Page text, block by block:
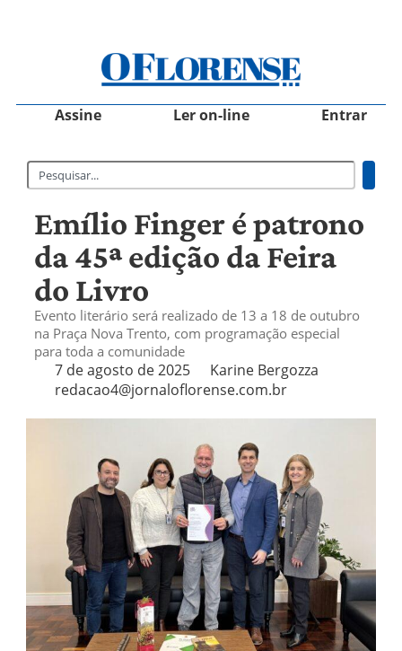
Assine Ler on-line Entrar
Emílio Finger é patrono
da 45ª edição da Feira
do Livro
Evento literário será realizado de 13 a 18 de outubro
na Praça Nova Trento, com programação especial
para toda a comunidade
7 de agosto de 2025
Karine Bergozza
redacao4@jornaloflorense.com.br